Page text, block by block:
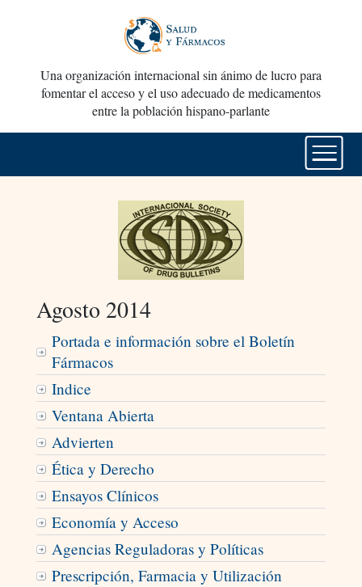
Una organización internacional sin ánimo de lucro para
fomentar el acceso y el uso adecuado de medicamentos
entre la población hispano-parlante
Agosto 2014
Portada e información sobre el Boletín
Fármacos
Indice
Ventana Abierta
Advierten
Ética y Derecho
Ensayos Clínicos
Economía y Acceso
Agencias Reguladoras y Políticas
Prescripción, Farmacia y Utilización